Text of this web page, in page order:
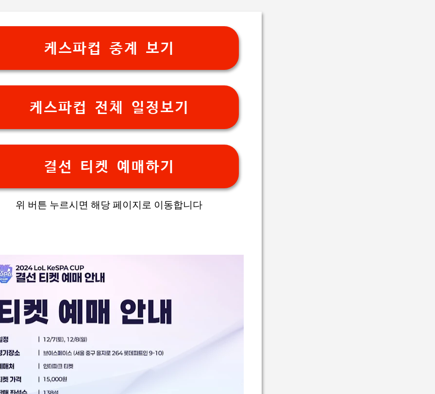
케스파컵 중계 보기
케스파컵 전체 일정보기
결선 티켓 예매하기
위 버튼 누르시면 해당 페이지로 이동합니다